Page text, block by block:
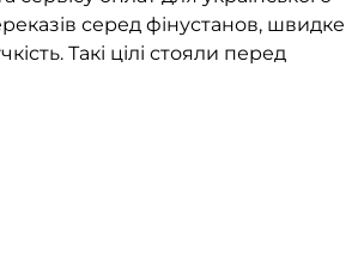
серед фінустанов, швидке
Такі цілі стояли перед